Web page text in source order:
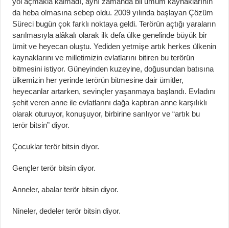
da heba olmasına sebep oldu. 2009 yılında başlayan Çözüm
Süreci bugün çok farklı noktaya geldi. Terörün açtığı yaraların
sarılmasıyla alâkalı olarak ilk defa ülke genelinde büyük bir
ümit ve heyecan oluştu. Yediden yetmişe artık herkes ülkenin
kaynaklarını ve milletimizin evlatlarını bitiren bu terörün
bitmesini istiyor. Güneyinden kuzeyine, doğusundan batısına
ülkemizin her yerinde terörün bitmesine dair ümitler,
heyecanlar artarken, sevinçler yaşanmaya başlandı. Evladını
şehit veren anne ile evlatlarını dağa kaptıran anne karşılıklı
olarak oturuyor, konuşuyor, birbirine sarılıyor ve “artık bu
terör bitsin” diyor.
Çocuklar terör bitsin diyor.
Gençler terör bitsin diyor.
Anneler, abalar terör bitsin diyor.
Nineler, dedeler terör bitsin diyor.